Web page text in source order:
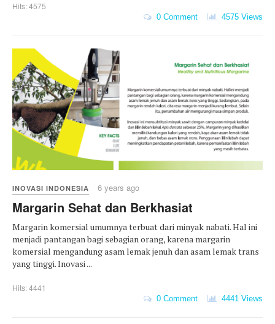
Hits: 4575
0 Comment 4575 Views
INOVASI INDONESIA 6 years ago
Margarin Sehat dan Berkhasiat
Margarin komersial umumnya terbuat dari minyak nabati. Hal ini
menjadi pantangan bagi sebagian orang, karena margarin
komersial mengandung asam lemak jenuh dan asam lemak trans
yang tinggi. Inovasi ...
Hits: 4441
0 Comment 4441 Views